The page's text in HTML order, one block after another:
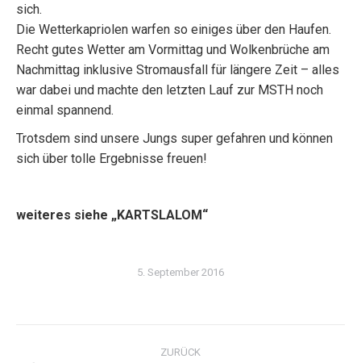
sich.
Die Wetterkapriolen warfen so einiges über den Haufen.
Recht gutes Wetter am Vormittag und Wolkenbrüche am
Nachmittag inklusive Stromausfall für längere Zeit – alles
war dabei und machte den letzten Lauf zur MSTH noch
einmal spannend.
Trotsdem sind unsere Jungs super gefahren und können
sich über tolle Ergebnisse freuen!
weiteres siehe „KARTSLALOM“
5. September 2016
ZURÜCK